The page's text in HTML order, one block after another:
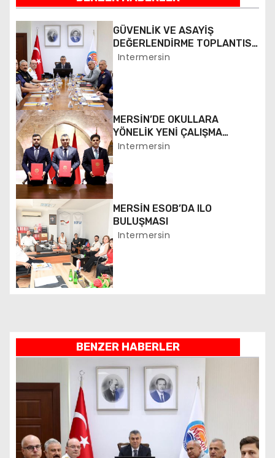
ı
g
e
z
i
n
m
e
s
i
GÜVENLİK VE ASAYİŞ
DEĞERLENDİRME TOPLANTISI
YAPILDI
Intermersin
MERSİN’DE OKULLARA
YÖNELİK YENİ ÇALIŞMA
BAŞLATILDI
Intermersin
MERSİN ESOB’DA ILO
BULUŞMASI
Intermersin
BENZER HABERLER